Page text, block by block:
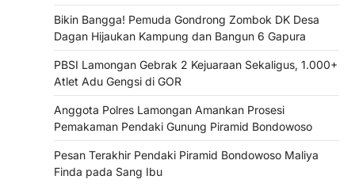
Bikin Bangga! Pemuda Gondrong Zombok DK Desa
Dagan Hijaukan Kampung dan Bangun 6 Gapura
PBSI Lamongan Gebrak 2 Kejuaraan Sekaligus, 1.000+
Atlet Adu Gengsi di GOR
Anggota Polres Lamongan Amankan Prosesi
Pemakaman Pendaki Gunung Piramid Bondowoso
Pesan Terakhir Pendaki Piramid Bondowoso Maliya
Finda pada Sang Ibu